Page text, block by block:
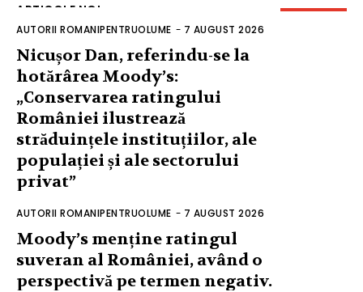
ARTICOLE NOI
AUTORII ROMANIPENTRUOLUME - 7 AUGUST 2026
Nicușor Dan, referindu-se la
hotărârea Moody’s:
„Conservarea ratingului
României ilustrează
străduințele instituțiilor, ale
populației și ale sectorului
privat”
AUTORII ROMANIPENTRUOLUME - 7 AUGUST 2026
Moody’s menține ratingul
suveran al României, având o
perspectivă pe termen negativ.